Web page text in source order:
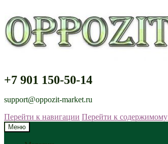
+7 901 150-50-14
support@oppozit-market.ru
Перейти к навигации Перейти к содержимому
Меню